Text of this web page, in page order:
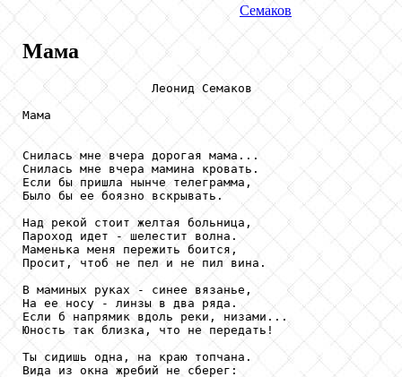
Семаков
Мама
                  Леонид Семаков
Мама
Снилась мне вчера дорогая мама...
Снилась мне вчера мамина кровать.
Если бы пришла нынче телеграмма,
Было бы ее боязно вскрывать.
Над рекой стоит желтая больница,
Пароход идет - шелестит волна.
Маменька меня пережить боится,
Просит, чтоб не пел и не пил вина.
В маминых руках - синее вязанье,
На ее носу - линзы в два ряда.
Если б напрямик вдоль реки, низами...
Юность так близка, что не передать!
Ты сидишь одна, на краю топчана.
Вида из окна жребий не сберег: